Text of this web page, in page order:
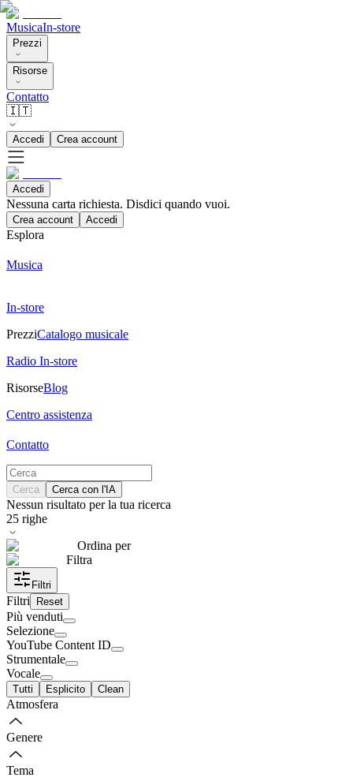
MusicaIn-store
Prezzi
Risorse
Contatto
🇮🇹
Accedi Crea account
Accedi
Nessuna carta richiesta. Disdici quando vuoi.
Crea account Accedi
Esplora
Musica
In-store
PrezziCatalogo musicale
Radio In-store
RisorseBlog
Centro assistenza
Contatto
Cerca Cerca con l'IA
Nessun risultato per la tua ricerca
25 righe
Ordina per
Filtra
Filtri
Filtri Reset
Più venduti
Selezione
YouTube Content ID
Strumentale
Vocale
Tutti Esplicito Clean
Atmosfera
Genere
Tema